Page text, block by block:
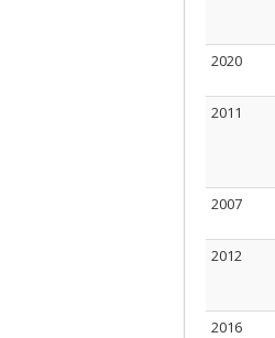
2020
2011
2007
2012
2016